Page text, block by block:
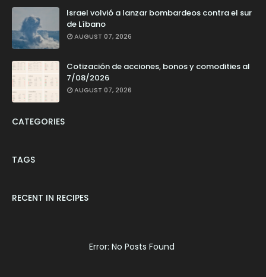
Israel volvió a lanzar bombardeos contra el sur
de Líbano
AUGUST 07, 2026
Cotización de acciones, bonos y comodities al
7/08/2026
AUGUST 07, 2026
CATEGORIES
TAGS
RECENT IN RECIPES
Error: No Posts Found